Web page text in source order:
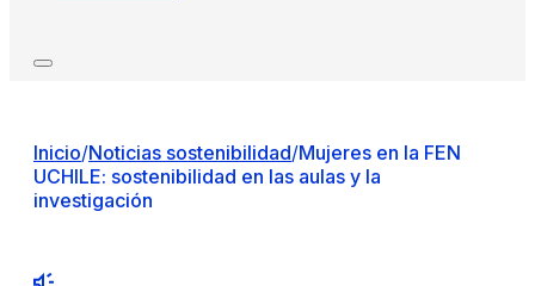
Inicio/Noticias sostenibilidad/Mujeres en la FEN
UCHILE: sostenibilidad en las aulas y la
investigación